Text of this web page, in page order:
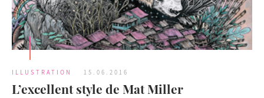
ILLUSTRATION 15.06.2016
L’excellent style de Mat Miller